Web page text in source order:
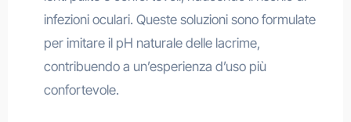
infezioni oculari. Queste soluzioni sono formulate
per imitare il pH naturale delle lacrime,
contribuendo a un’esperienza d’uso più
confortevole.